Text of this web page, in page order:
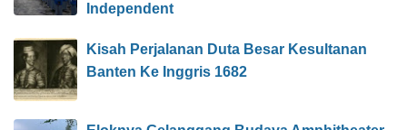
Independent
Kisah Perjalanan Duta Besar Kesultanan
Banten Ke Inggris 1682